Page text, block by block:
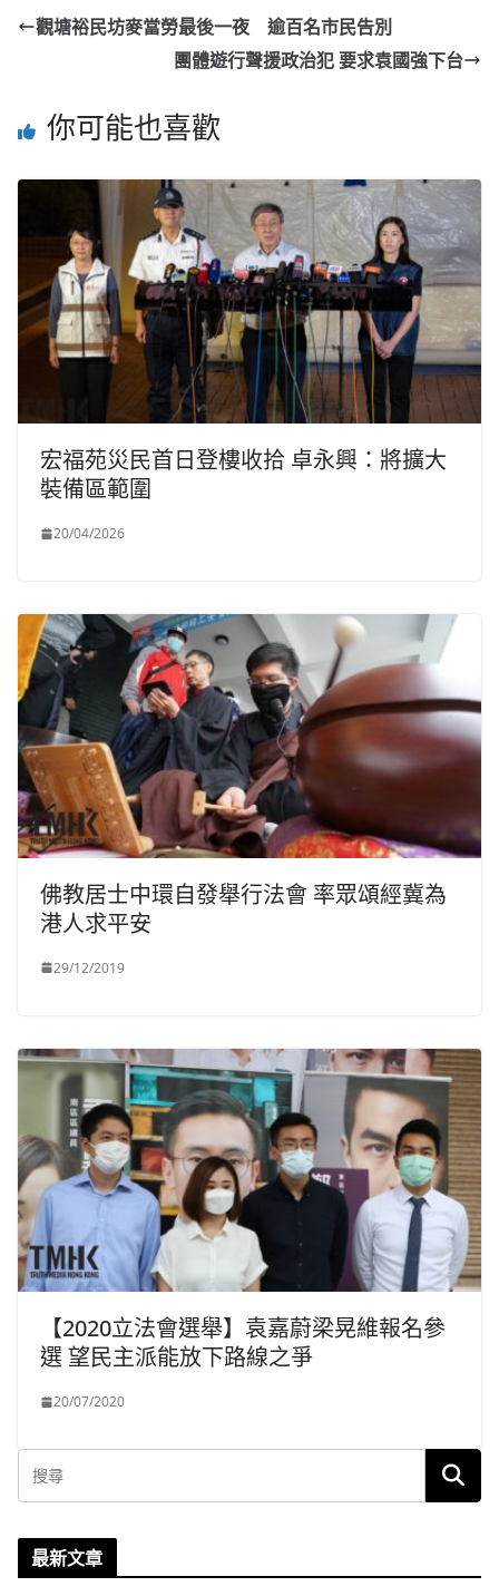
觀塘裕民坊麥當勞最後一夜 逾百名市民告別
團體遊行聲援政治犯 要求袁國強下台
你可能也喜歡
宏福苑災民首日登樓收拾 卓永興：將擴大
裝備區範圍
20/04/2026
佛教居士中環自發舉行法會 率眾頌經冀為
港人求平安
29/12/2019
【2020立法會選舉】袁嘉蔚梁晃維報名參
選 望民主派能放下路線之爭
20/07/2020
最新文章